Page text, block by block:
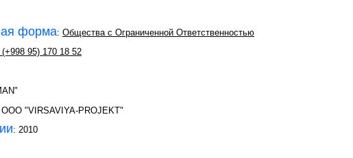
форма: Общества с Ограниченной Ответственностью
(+998 95) 170 18 52
OOO "VIRSAVIYA-PROJEKT"
: 2010